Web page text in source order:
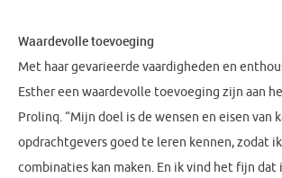
Waardevolle toevoeging
Met haar gevarieerde vaardigheden en
Esther een waardevolle toevoeging zijn aan
Prolinq. “Mijn doel is de wensen en eisen van
opdrachtgevers goed te leren kennen, zodat
combinaties kan maken. En ik vind het fijn dat